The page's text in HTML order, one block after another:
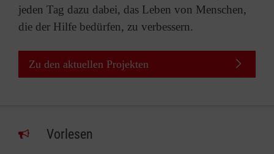
jeden Tag dazu dabei, das Leben von Menschen,
die der Hilfe bedürfen, zu verbessern.
Zu den aktuellen Projekten
Vorlesen